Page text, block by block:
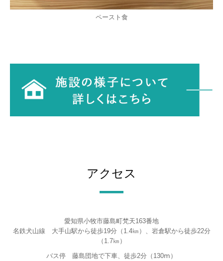
ペースト食
アクセス
―
愛知県小牧市藤島町梵天163番地
名鉄犬山線 大手山駅から徒歩19分（1.4㎞）、岩倉駅から徒歩22分
（1.7㎞）
バス停 藤島団地で下車、徒歩2分（130ⅿ）